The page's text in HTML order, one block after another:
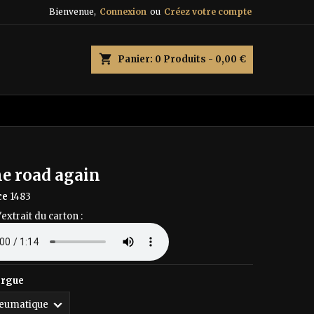
Bienvenue, Connexion ou Créez votre compte
shopping_cart Panier: 0 Produits - 0,00 €
road again
1483
du carton :